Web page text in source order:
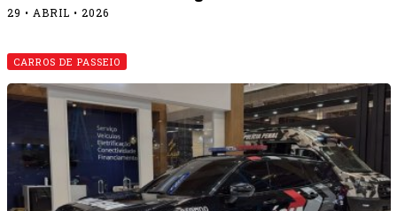
29 • ABRIL • 2026
CARROS DE PASSEIO